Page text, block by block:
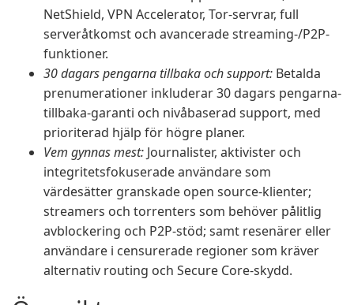
NetShield, VPN Accelerator, Tor-servrar, full
serveråtkomst och avancerade streaming-/P2P-
funktioner.
30 dagars pengarna tillbaka och support: Betalda
prenumerationer inkluderar 30 dagars pengarna-
tillbaka-garanti och nivåbaserad support, med
prioriterad hjälp för högre planer.
Vem gynnas mest: Journalister, aktivister och
integritetsfokuserade användare som
värdesätter granskade open source-klienter;
streamers och torrenters som behöver pålitlig
avblockering och P2P-stöd; samt resenärer eller
användare i censurerade regioner som kräver
alternativ routing och Secure Core-skydd.